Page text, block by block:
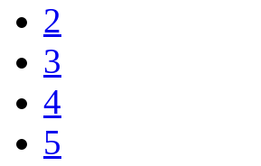
2
3
4
5